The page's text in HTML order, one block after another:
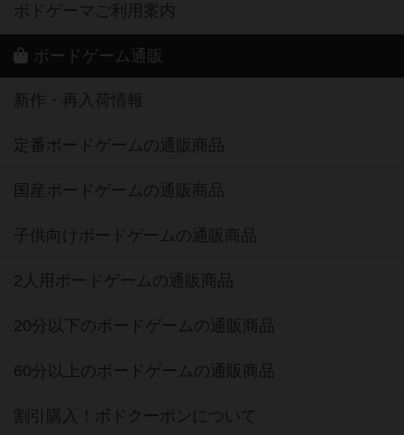
ボドゲーマご利用案内
ボードゲーム通販
新作・再入荷情報
定番ボードゲームの通販商品
国産ボードゲームの通販商品
子供向けボードゲームの通販商品
2人用ボードゲームの通販商品
20分以下のボードゲームの通販商品
60分以上のボードゲームの通販商品
割引購入！ボドクーポンについて